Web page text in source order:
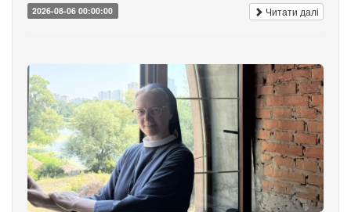
2026-08-06 00:00:00 Читати далі